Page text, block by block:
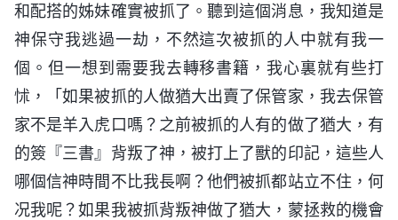
和配搭的姊妹確實被抓了。聽到這個消息，我知道是
神保守我逃過一劫，不然這次被抓的人中就有我一
個。但一想到需要我去轉移書籍，我心裏就有些打
怵，「如果被抓的人做猶大出賣了保管家，我去保管
家不是羊入虎口嗎？之前被抓的人有的做了猶大，有
的簽『三書』背叛了神，被打上了獸的印記，這些人
哪個信神時間不比我長啊？他們被抓都站立不住，何
况我呢？如果我被抓背叛神做了猶大，蒙拯救的機會